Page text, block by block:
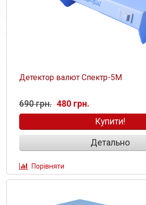
Детектор валют Спектр-5М
690 грн. 480 грн.
Купити!
Детально
Порівняти